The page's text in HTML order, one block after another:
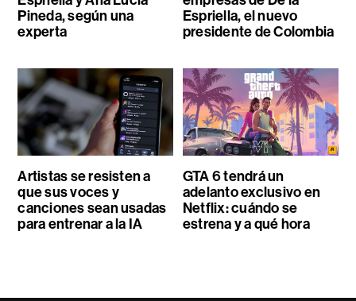
Pineda, según una
experta
Espriella, el nuevo
presidente de Colombia
Artistas se resisten a
que sus voces y
canciones sean usadas
para entrenar a la IA
GTA 6 tendrá un
adelanto exclusivo en
Netflix: cuándo se
estrena y a qué hora